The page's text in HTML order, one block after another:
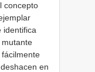
concepto
identifica
mutante
en